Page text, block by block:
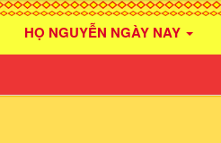
HỌ NGUYỄN NGÀY NAY